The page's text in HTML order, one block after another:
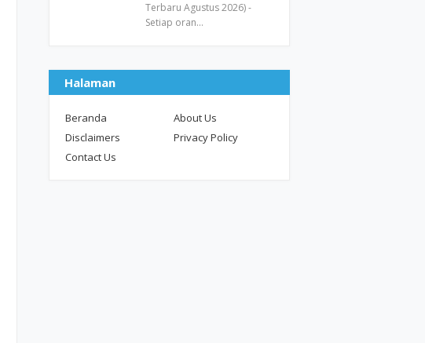
Terbaru Agustus 2026) -
Setiap oran…
Halaman
Beranda
About Us
Disclaimers
Privacy Policy
Contact Us